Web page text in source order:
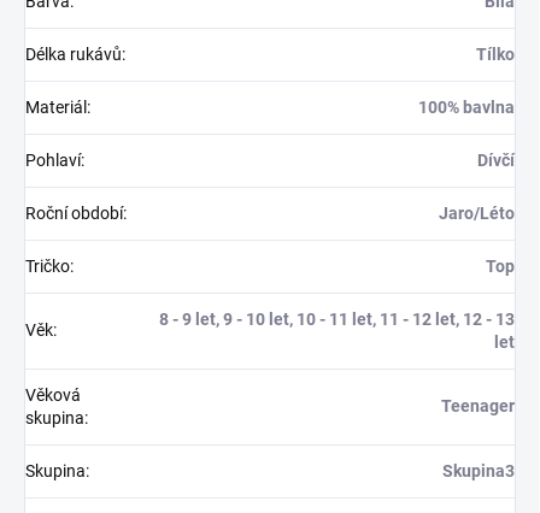
Délka rukávů: Tílko
Materiál : 100% bavlna
Pohlaví: Dívčí
Roční období: Jaro/Léto
Tričko: Top
Věk:
8 - 9 let, 9 - 10 let, 10 - 11 let, 11 - 12 let, 12 - 13
let
Věková
skupina:
Teenager
Skupina: Skupina3